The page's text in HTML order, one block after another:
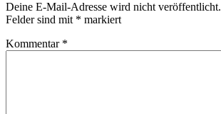
Deine E-Mail-Adresse wird nicht veröffentlicht.
Felder sind mit * markiert
Kommentar *